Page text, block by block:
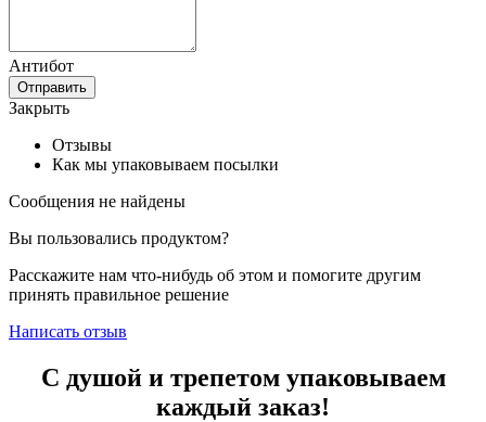
Антибот
Отправить
Закрыть
Отзывы
Как мы упаковываем посылки
Сообщения не найдены
Вы пользовались продуктом?
Расскажите нам что-нибудь об этом и помогите другим
принять правильное решение
Написать отзыв
С душой и трепетом упаковываем
каждый заказ!